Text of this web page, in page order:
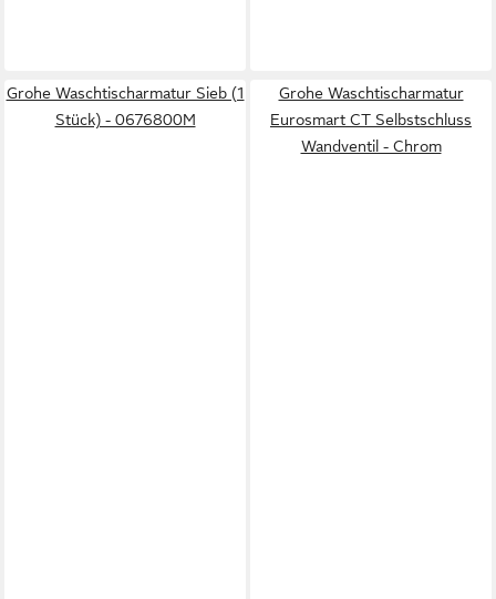
Grohe Waschtischarmatur Sieb (1
Stück) - 0676800M
Grohe Waschtischarmatur
Eurosmart CT Selbstschluss
Wandventil - Chrom